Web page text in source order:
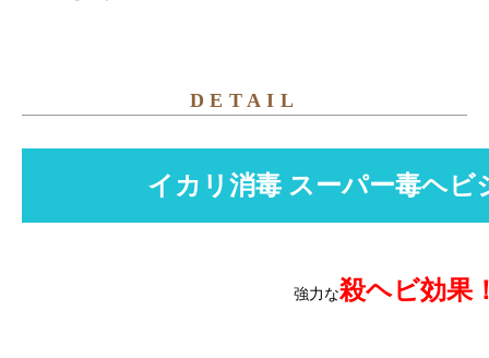
DETAIL
イカリ消毒 スーパー毒ヘビ
強力な殺ヘビ効果